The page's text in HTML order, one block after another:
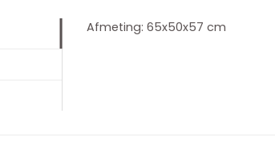
Afmeting: 65x50x57 cm